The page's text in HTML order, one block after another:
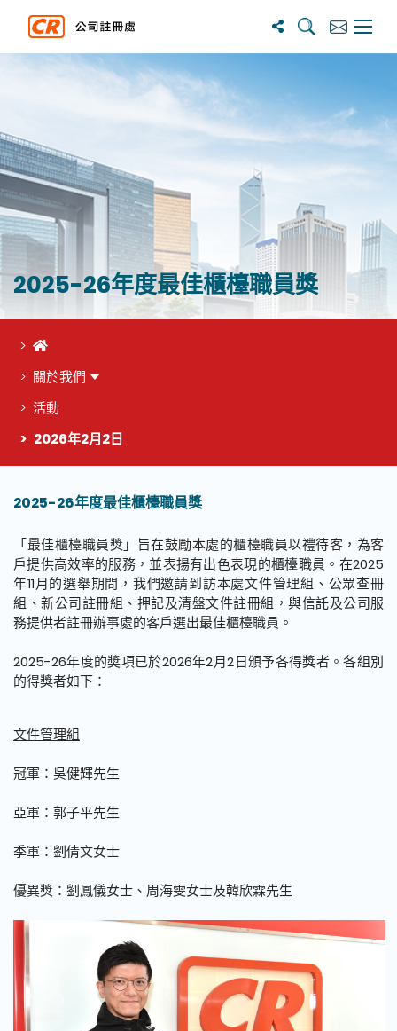
搜寻 订阅主选
2025-26年度最佳櫃檯職員獎
首頁
關於我們
活動
2026年2月2日
這個頁面的主要內容
2025-26年度最佳櫃檯職員獎
「最佳櫃檯職員獎」旨在鼓勵本處的櫃檯職員以禮待客，為客
戶提供高效率的服務，並表揚有出色表現的櫃檯職員。在2025
年11月的選舉期間，我們邀請到訪本處文件管理組、公眾查冊
組、新公司註冊組、押記及清盤文件註冊組，與信託及公司服
務提供者註冊辦事處的客戶選出最佳櫃檯職員。
2025-26年度的奬項已於2026年2月2日頒予各得獎者。各組別
的得獎者如下：
文件管理組
冠軍：吳健輝先生
亞軍：郭子平先生
季軍：劉倩文女士
優異獎：劉鳳儀女士、周海雯女士及韓欣霖先生